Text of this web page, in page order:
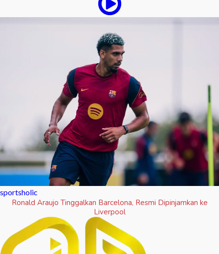
sportsholic
Ronald Araujo Tinggalkan Barcelona, Resmi Dipinjamkan ke
Liverpool